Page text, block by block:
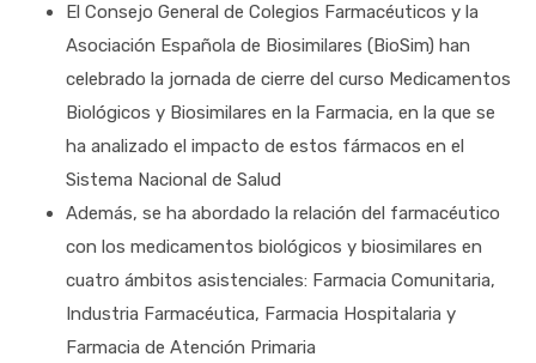
El Consejo General de Colegios Farmacéuticos y la
Asociación Española de Biosimilares (BioSim) han
celebrado la jornada de cierre del curso Medicamentos
Biológicos y Biosimilares en la Farmacia, en la que se
ha analizado el impacto de estos fármacos en el
Sistema Nacional de Salud
Además, se ha abordado la relación del farmacéutico
con los medicamentos biológicos y biosimilares en
cuatro ámbitos asistenciales: Farmacia Comunitaria,
Industria Farmacéutica, Farmacia Hospitalaria y
Farmacia de Atención Primaria